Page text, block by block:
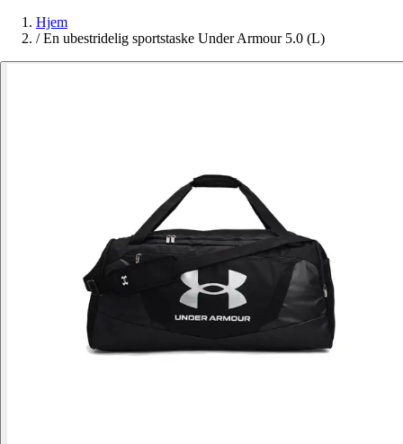
Hjem
/ En ubestridelig sportstaske Under Armour 5.0 (L)